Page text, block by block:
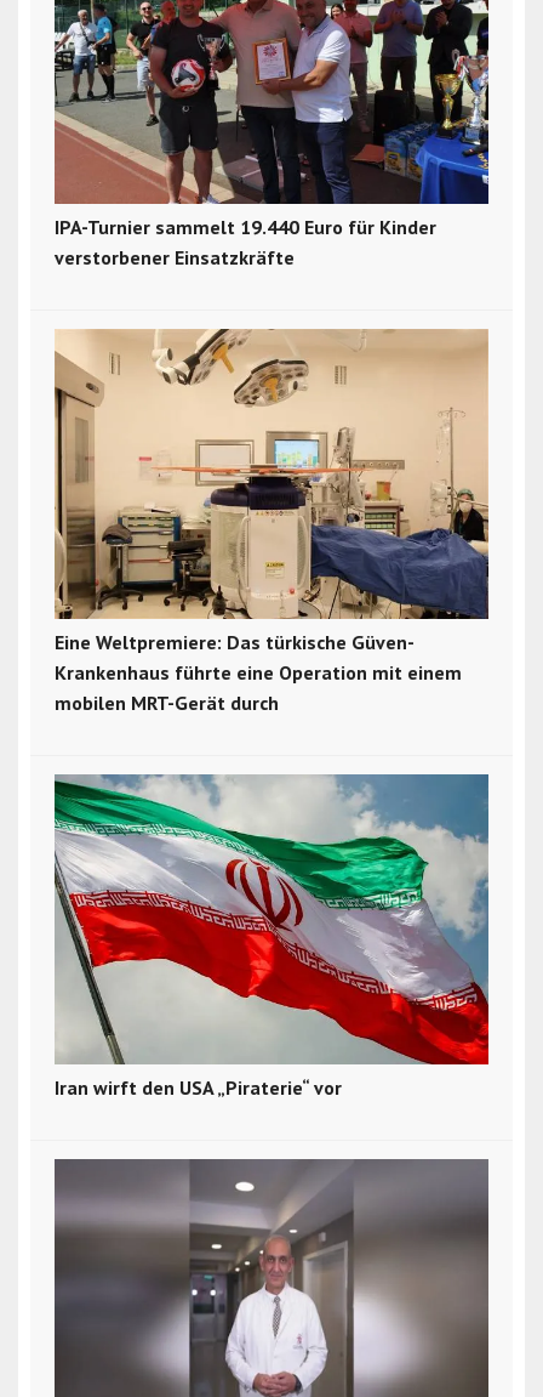
IPA-Turnier sammelt 19.440 Euro für Kinder
verstorbener Einsatzkräfte
Eine Weltpremiere: Das türkische Güven-
Krankenhaus führte eine Operation mit einem
mobilen MRT-Gerät durch
Iran wirft den USA „Piraterie“ vor